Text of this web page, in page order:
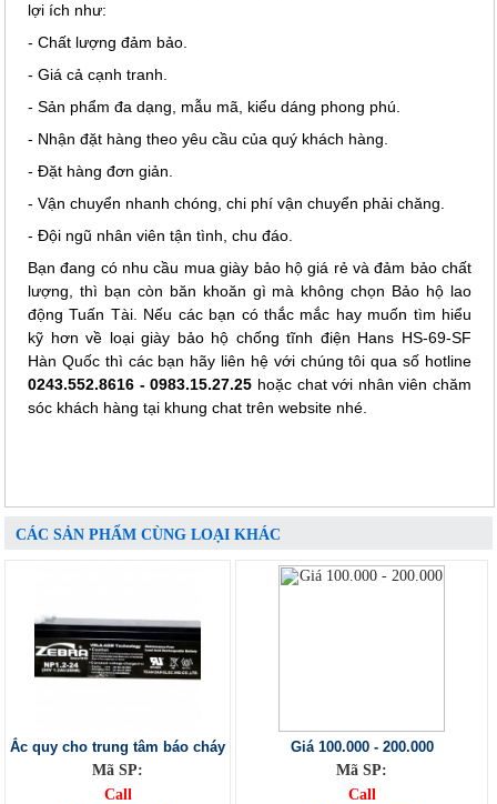
lợi ích như:
- Chất lượng đảm bảo.
- Giá cả cạnh tranh.
- Sản phẩm đa dạng, mẫu mã, kiểu dáng phong phú.
- Nhận đặt hàng theo yêu cầu của quý khách hàng.
- Đặt hàng đơn giản.
- Vận chuyển nhanh chóng, chi phí vận chuyển phải chăng.
- Đội ngũ nhân viên tận tình, chu đáo.
Bạn đang có nhu cầu mua giày bảo hộ giá rẻ và đảm bảo chất
lượng, thì bạn còn băn khoăn gì mà không chọn Bảo hộ lao
động Tuấn Tài. Nếu các bạn có thắc mắc hay muốn tìm hiểu
kỹ hơn về loại giày bảo hộ chống tĩnh điện Hans HS-69-SF
Hàn Quốc thì các bạn hãy liên hệ với chúng tôi qua số hotline
0243.552.8616 - 0983.15.27.25 hoặc chat với nhân viên chăm
sóc khách hàng tại khung chat trên website nhé.
CÁC SẢN PHẨM CÙNG LOẠI KHÁC
Ắc quy cho trung tâm báo cháy
Mã SP:
Call
Giá 100.000 - 200.000
Mã SP:
Call